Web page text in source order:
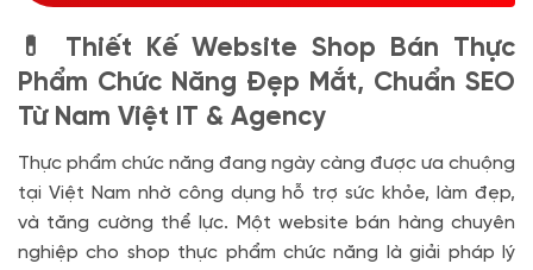
🔰 MUA KÈM TÊN MIỀN
Tên miền Quốc tế (+350.000 VND)
Tên miền Việt Nam(+600.000 VND)
💊 Thiết Kế Website Shop Bán Thực
Phẩm Chức Năng Đẹp Mắt, Chuẩn SEO
Từ Nam Việt IT & Agency
Thực phẩm chức năng đang ngày càng được ưa chuộng
tại Việt Nam nhờ công dụng hỗ trợ sức khỏe, làm đẹp,
và tăng cường thể lực. Một website bán hàng chuyên
nghiệp cho shop thực phẩm chức năng là giải pháp lý